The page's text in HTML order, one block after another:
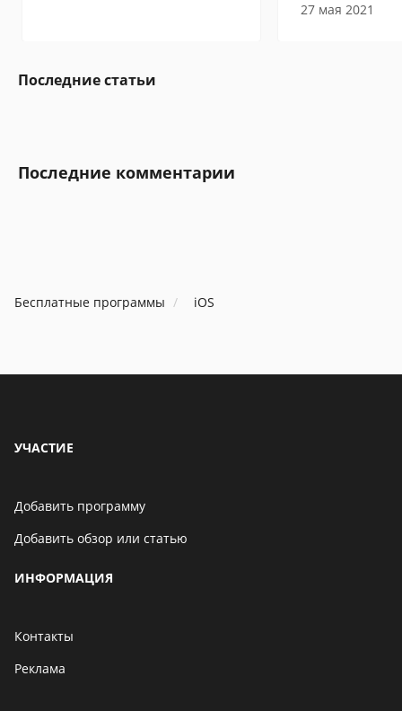
27 мая 2021
Последние статьи
Последние комментарии
Бесплатные программы iOS
УЧАСТИЕ
Добавить программу
Добавить обзор или статью
ИНФОРМАЦИЯ
Контакты
Реклама